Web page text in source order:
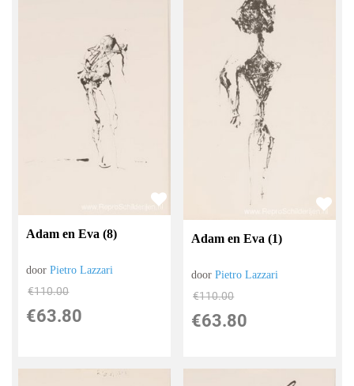
Adam en Eva (8)
doorPietro Lazzari
€110.00
€63.80
Adam en Eva (1)
doorPietro Lazzari
€110.00
€63.80